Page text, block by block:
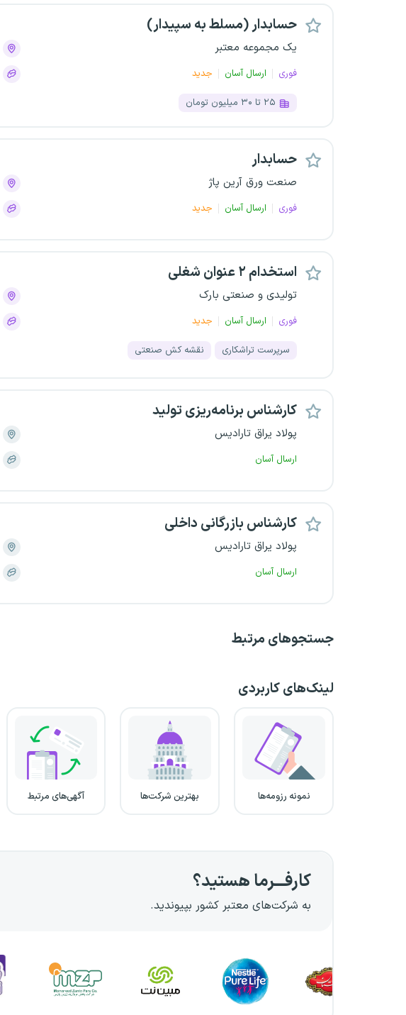
حسابدار (مسلط به سپیدار)
یک مجموعه معتبر
فوری ارسال آسان جدید
۲۵ تا ۳۰ میلیون تومان
حسابدار
صنعت ورق آرین پاژ
فوری ارسال آسان جدید
استخدام ۲ عنوان شغلی
تولیدی و صنعتی بارک
فوری ارسال آسان جدید
سرپرست تراشکاری نقشه کش صنعتی
کارشناس برنامه‌ریزی تولید
پولاد یراق تارادیس
ارسال آسان
کارشناس بازرگانی داخلی
پولاد یراق تارادیس
ارسال آسان
جستجو‌های مرتبط
لینک‌های کاربردی
نمونه رزومه‌ها بهترین شرکت‌ها آگهی‌های مرتبط
کارفـــرما هستید؟
به شرکت‌های معتبر کشور بپیوندید.